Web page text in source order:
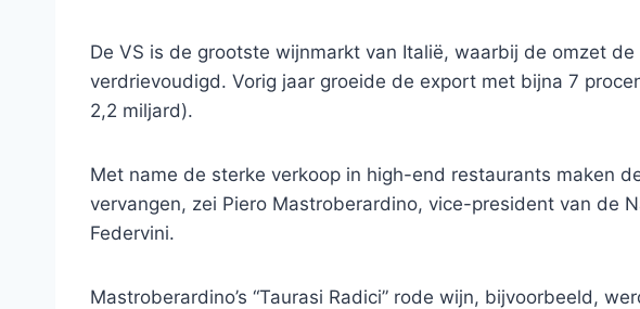
De VS is de grootste wijnmarkt van Italië, waarbij de omzet
verdrievoudigd. Vorig jaar groeide de export met bijna 7
2,2 miljard).
Met name de sterke verkoop in high-end restaurants maken
vervangen, zei Piero Mastroberardino, vice-president van de
Federvini.
Mastroberardino’s “Taurasi Radici” rode wijn, bijvoorbeeld,